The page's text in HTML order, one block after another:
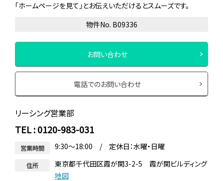
「ホームページを見て」とお伝えいただけるとスムーズです。
物件No. B09336
お問い合わせ
電話でのお問い合わせ
リーシング営業部
TEL : 0120-983-031
営業時間 9:30～18:00 / 定休日：水曜・日曜
住所
東京都千代田区霞が関3-2-5 霞が関ビルディング
地図